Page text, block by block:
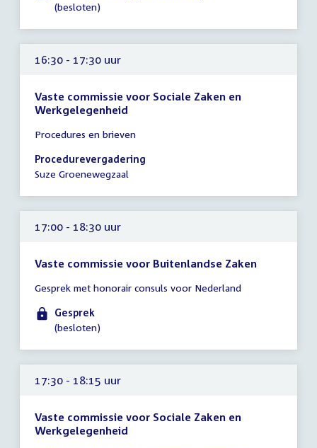
(besloten)
16:30 - 17:30 uur
Vaste commissie voor Sociale Zaken en
Werkgelegenheid
vergadering
16:30
-
uur
Procedures en brieven
Procedurevergadering
Suze Groenewegzaal
17:00 - 18:30 uur
Vaste commissie voor Buitenlandse Zaken
vergadering
17:00
-
uur
Gesprek met honorair consuls voor Nederland
Gesprek
(besloten)
17:30 - 18:15 uur
Vaste commissie voor Sociale Zaken en
Werkgelegenheid